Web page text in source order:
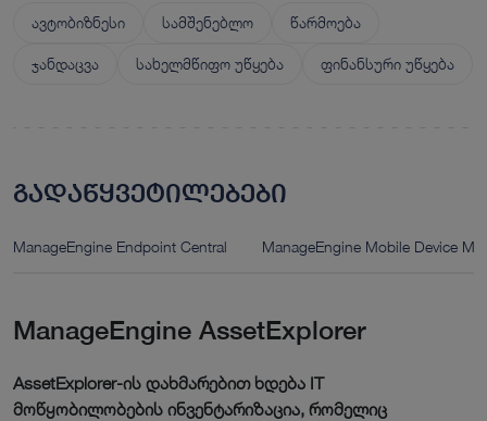
ავტობიზნესი სამშენებლო წარმოება
ჯანდაცვა სახელმწიფო უწყება ფინანსური უწყება
გადაწყვეტილებები
ManageEngine Endpoint Central ManageEngine Mobile Device
ManageEngine AssetExplorer
AssetExplorer-ის დახმარებით ხდება IT
მოწყობილობების ინვენტარიზაცია, რომელიც